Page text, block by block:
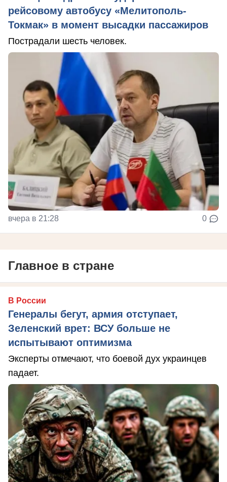
рейсовому автобусу «Мелитополь-
Токмак» в момент высадки пассажиров
Пострадали шесть человек.
вчера в 21:28 0
Главное в стране
В России
Генералы бегут, армия отступает,
Зеленский врет: ВСУ больше не
испытывают оптимизма
Эксперты отмечают, что боевой дух украинцев
падает.